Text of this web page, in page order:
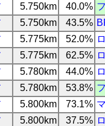
5.750km 40.0%
5.750km 43.5%
5.775km 52.0%
5.775km 62.5%
5.780km 44.0%
5.780km 53.8%
5.800km 73.1%
5.800km 37.5%